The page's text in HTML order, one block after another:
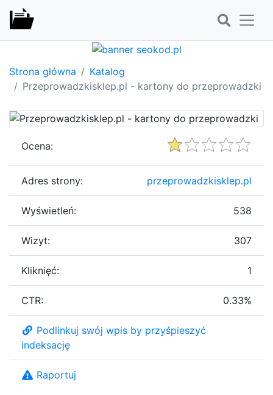
Strona główna
Katalog
Przeprowadzkisklep.pl - kartony do przeprowadzki
Ocena:
Adres strony: przeprowadzkisklep.pl
Wyświetleń: 538
Wizyt: 307
Kliknięć: 1
CTR: 0.33%
Podlinkuj swój wpis by przyśpieszyć
indeksację
Raportuj